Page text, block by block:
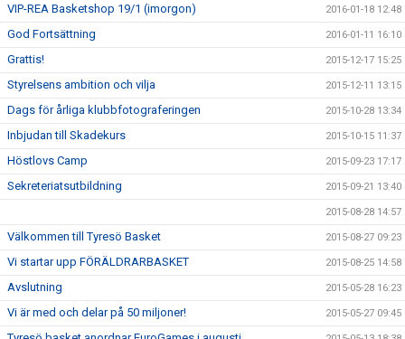
VIP-REA Basketshop 19/1 (imorgon) 2016-01-18 12:48
God Fortsättning 2016-01-11 16:10
Grattis! 2015-12-17 15:25
Styrelsens ambition och vilja 2015-12-11 13:15
Dags för årliga klubbfotograferingen 2015-10-28 13:34
Inbjudan till Skadekurs 2015-10-15 11:37
Höstlovs Camp 2015-09-23 17:17
Sekreteriatsutbildning 2015-09-21 13:40
2015-08-28 14:57
Välkommen till Tyresö Basket 2015-08-27 09:23
Vi startar upp FÖRÄLDRARBASKET 2015-08-25 14:58
Avslutning 2015-05-28 16:23
Vi är med och delar på 50 miljoner! 2015-05-27 09:45